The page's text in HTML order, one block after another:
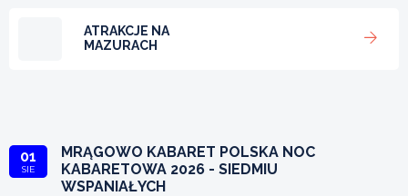
ATRAKCJE NA
MAZURACH
01
SIE
MRĄGOWO KABARET POLSKA NOC
KABARETOWA 2026 - SIEDMIU
WSPANIAŁYCH